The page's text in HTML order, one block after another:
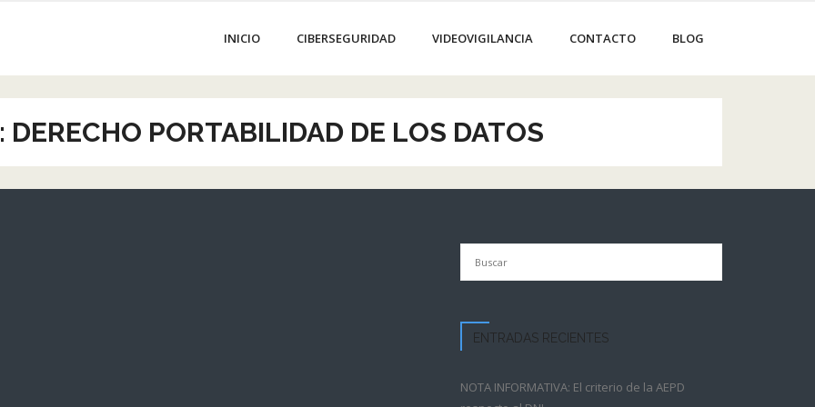
INICIO CIBERSEGURIDAD VIDEOVIGILANCIA CONTACTO BLOG
DERECHO PORTABILIDAD DE LOS DATOS
ENTRADAS RECIENTES
NOTA INFORMATIVA: El criterio de la AEPD